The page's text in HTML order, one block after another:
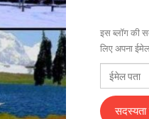
इस ब्लॉग की
लिए अपना
ईमेल
पता